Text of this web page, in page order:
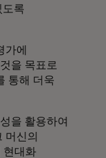
도록
에
을 목표로
통해 더욱
을 활용하여
머신의
현대화